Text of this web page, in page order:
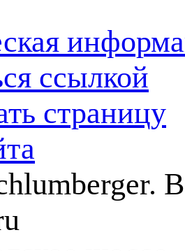
ссылкой
страницу